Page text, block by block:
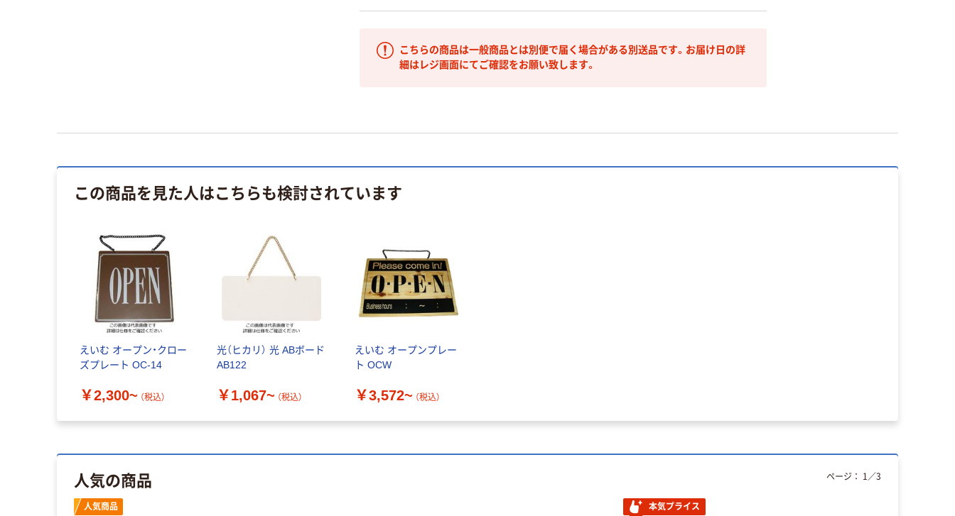
こちらの商品は一般商品とは別便で届く場合がある別送品です。お届け日の詳
細はレジ画面にてご確認をお願い致します。
この商品を見た人はこちらも検討されています
えいむ オープン・クロー
ズプレート OC-14
￥2,300~ （税込）
光（ヒカリ） 光 ABボード
AB122
￥1,067~ （税込）
えいむ オープンプレー
ト OCW
￥3,572~ （税込）
人気の商品
人気商品 本気プライス
ページ： 1 ／3